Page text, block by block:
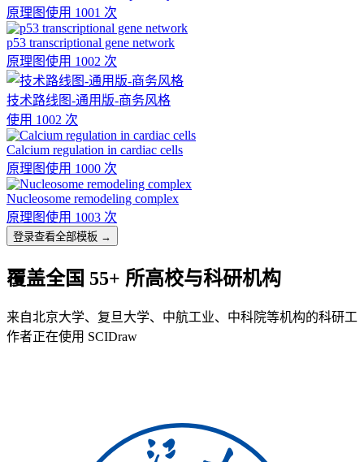
原理图使用 1001 次
p53 transcriptional gene network
原理图使用 1002 次
技术路线图-通用版-商务风格
使用 1002 次
Calcium regulation in cardiac cells
原理图使用 1000 次
Nucleosome remodeling complex
原理图使用 1003 次
登录查看全部模板 →
覆盖全国 55+ 所高校与科研机构
来自北京大学、复旦大学、中航工业、中科院等机构的科研工
作者正在使用 SCIDraw